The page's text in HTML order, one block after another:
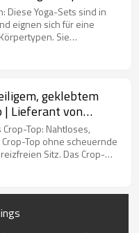
Yoga-Sets
Diese Yoga-Sets sind in
eignen sich für eine
Sie
Inklusivität für kurvige
geklebtem
| Lieferant von
Laufshorts
Top: Nahtloses,
Top ohne scheuernde
Sitz. Das Crop-
schmeichelhaften